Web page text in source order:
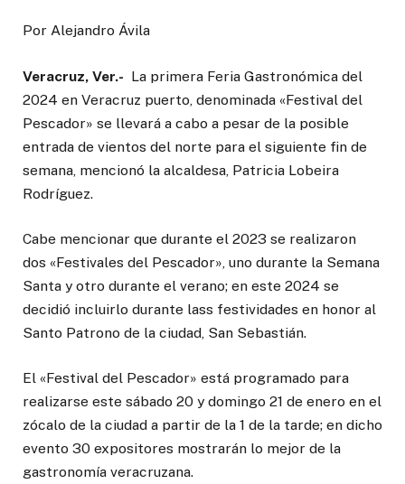
Por Alejandro Ávila
Veracruz, Ver.- La primera Feria Gastronómica del
2024 en Veracruz puerto, denominada «Festival del
Pescador» se llevará a cabo a pesar de la posible
entrada de vientos del norte para el siguiente fin de
semana, mencionó la alcaldesa, Patricia Lobeira
Rodríguez.
Cabe mencionar que durante el 2023 se realizaron
dos «Festivales del Pescador», uno durante la Semana
Santa y otro durante el verano; en este 2024 se
decidió incluirlo durante lass festividades en honor al
Santo Patrono de la ciudad, San Sebastián.
El «Festival del Pescador» está programado para
realizarse este sábado 20 y domingo 21 de enero en el
zócalo de la ciudad a partir de la 1 de la tarde; en dicho
evento 30 expositores mostrarán lo mejor de la
gastronomía veracruzana.